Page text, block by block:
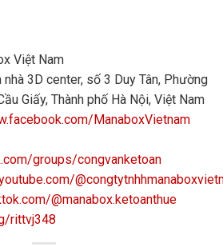
Việt Nam
3D center, số 3 Duy Tân, Phường
Giấy, Thành phố Hà Nội, Việt Nam
ManaboxVietnam
groups/congvanketoan
@manabox.ketoanthue
rittvj348